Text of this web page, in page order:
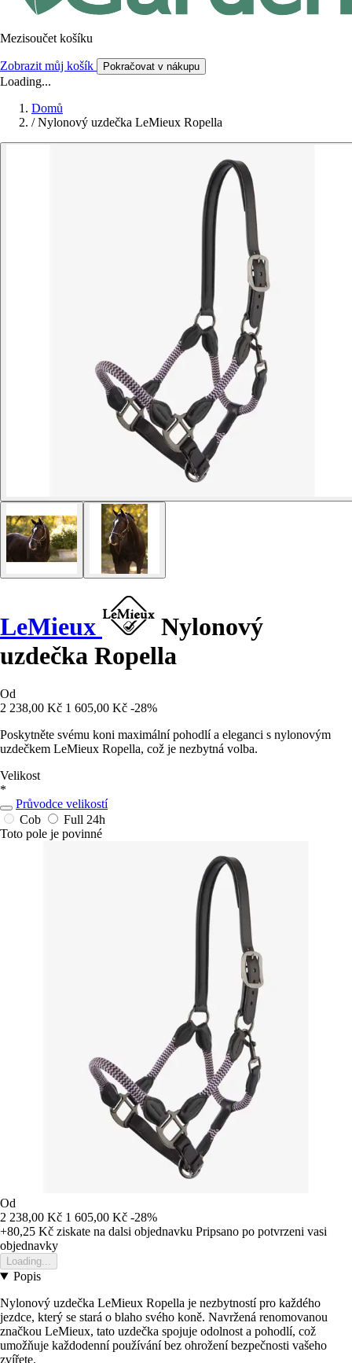
Mezisoučet košíku
Zobrazit můj košík Pokračovat v nákupu
Loading...
Domů
/ Nylonový uzdečka LeMieux Ropella
LeMieux
Nylonový
uzdečka Ropella
Od
2 238,00 Kč 1 605,00 Kč -28%
Poskytněte svému koni maximální pohodlí a eleganci s nylonovým
uzdečkem LeMieux Ropella, což je nezbytná volba.
Velikost
*
Průvodce velikostí
Cob
Full 24h
Toto pole je povinné
Od
2 238,00 Kč 1 605,00 Kč -28%
+80,25 Kč ziskate na dalsi objednavku Pripsano po potvrzeni vasi
objednavky
Loading...
Popis
Nylonový uzdečka LeMieux Ropella je nezbytností pro každého
jezdce, který se stará o blaho svého koně. Navržená renomovanou
značkou LeMieux, tato uzdečka spojuje odolnost a pohodlí, což
umožňuje každodenní používání bez ohrožení bezpečnosti vašeho
zvířete.